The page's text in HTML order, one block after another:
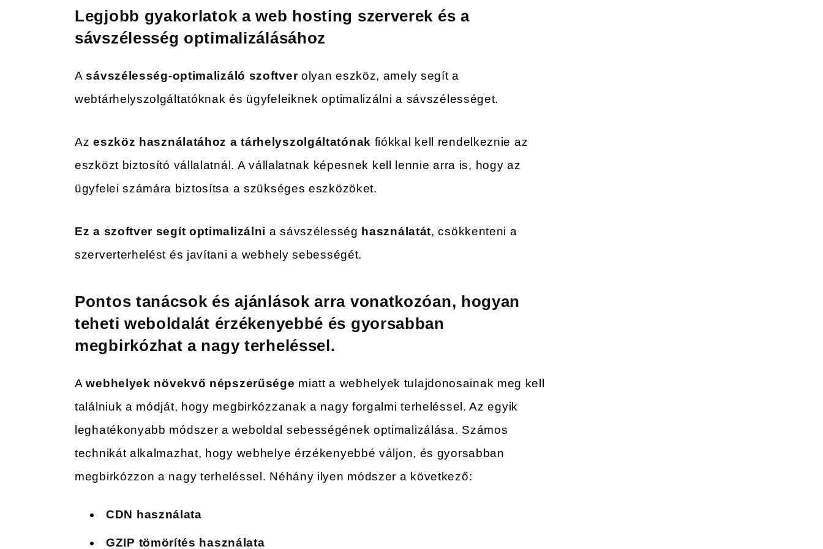
Legjobb gyakorlatok a web hosting szerverek és a
sávszélesség optimalizálásához
Asávszélesség-optimalizáló szoftverolyan eszköz, amely segít a
webtárhelyszolgáltatóknak és ügyfeleiknek optimalizálni a sávszélességet.
Azeszköz használatához a tárhelyszolgáltatónak fiókkal kell rendelkeznie az
eszközt biztosító vállalatnál. A vállalatnak képesnek kell lennie arra is, hogy az
ügyfelei számára biztosítsa a szükséges eszközöket.
Ez a szoftver segít optimalizálni a sávszélesség használatát, csökkenteni a
szerverterhelést és javítani a webhely sebességét.
Pontos tanácsok és ajánlások arra vonatkozóan, hogyan
teheti weboldalát érzékenyebbé és gyorsabban
megbirkózhat a nagy terheléssel.
Awebhelyek növekvő népszerűsége miatt a webhelyek tulajdonosainak meg kell
találniuk a módját, hogy megbirkózzanak a nagy forgalmi terheléssel. Az egyik
leghatékonyabb módszer a weboldal sebességének optimalizálása. Számos
technikát alkalmazhat, hogy webhelye érzékenyebbé váljon, és gyorsabban
megbirkózzon a nagy terheléssel. Néhány ilyen módszer a következő:
CDN használata
GZIP tömörítés használata